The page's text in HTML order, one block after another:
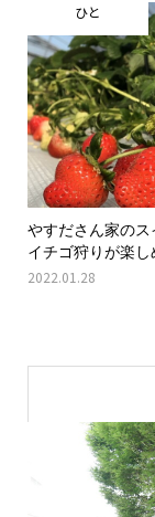
ひと
やすださん家のス
イチゴ狩りが楽し
2022.01.28